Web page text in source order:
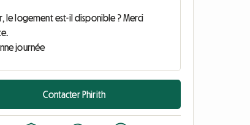
Contacter Phirith